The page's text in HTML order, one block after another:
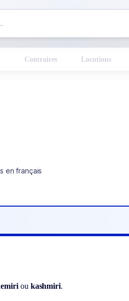
Contraires Locutions
en français
ou kashmiri.